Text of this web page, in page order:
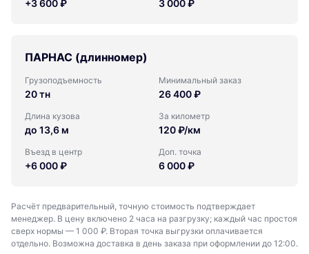
+3 600 ₽ 3 000 ₽
ПАРНАС (длинномер)
Грузоподъемность
20 тн
Минимальный заказ
26 400 ₽
Длина кузова
до 13,6 м
За километр
120 ₽/км
Въезд в центр
+6 000 ₽
Доп. точка
6 000 ₽
Расчёт предварительный, точную стоимость подтверждает
менеджер. В цену включено 2 часа на разгрузку; каждый час простоя
сверх нормы — 1 000 ₽. Вторая точка выгрузки оплачивается
отдельно. Возможна доставка в день заказа при оформлении до 12:00.